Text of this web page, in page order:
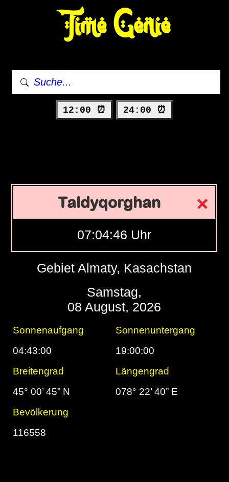
Time Genie
12:00 ⏰ 24:00 ⏰
Taldyqorghan
07:04:47 Uhr
Gebiet Almaty, Kasachstan
Samstag,
08 August, 2026
Sonnenaufgang
Sonnenuntergang
04:43:00
19:00:00
Breitengrad
Längengrad
45° 00’ 45” N
078° 22’ 40” E
Bevölkerung
116558